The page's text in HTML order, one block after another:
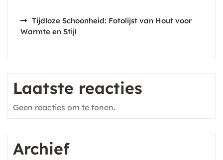
Tijdloze Schoonheid: Fotolijst van Hout voor
Warmte en Stijl
Laatste reacties
Geen reacties om te tonen.
Archief